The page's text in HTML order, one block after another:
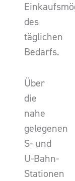
des
täglichen
Bedarfs.
Über
die
nahe
gelegenen
S- und
U-Bahn-
Stationen